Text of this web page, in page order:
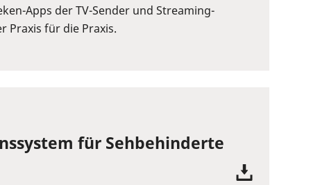
Apps der TV-Sender und Streaming-
Praxis für die Praxis.
für Sehbehinderte